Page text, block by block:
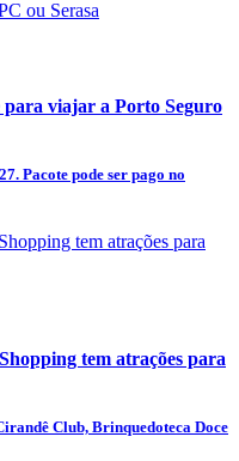
viajar a Porto Seguro
Pacote pode ser pago no
tem atrações para
Club, Brinquedoteca Doce